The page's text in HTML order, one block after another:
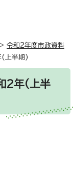
> 令和2年度市政資料
(上半期)
2年(上半